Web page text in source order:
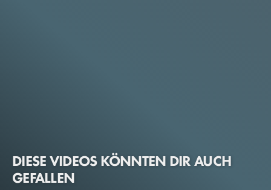
DIESE VIDEOS KÖNNTEN DIR AUCH
GEFALLEN